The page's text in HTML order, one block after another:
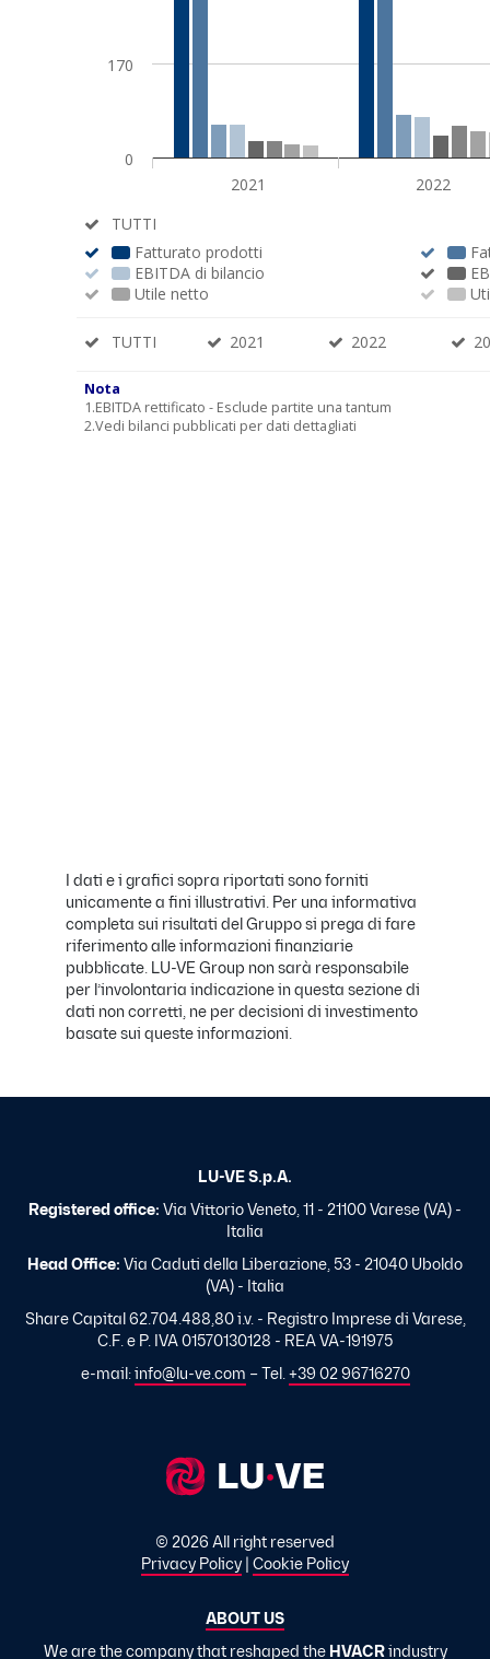
I dati e i grafici sopra riportati sono forniti
unicamente a fini illustrativi. Per una informativa
completa sui risultati del Gruppo si prega di fare
riferimento alle informazioni finanziarie
pubblicate. LU-VE Group non sarà responsabile
per l’involontaria indicazione in questa sezione di
dati non corretti, ne per decisioni di investimento
basate sui queste informazioni.
LU-VE S.p.A.
Registered office: Via Vittorio Veneto, 11 - 21100 Varese (VA) -
Italia
Head Office: Via Caduti della Liberazione, 53 - 21040 Uboldo
(VA) - Italia
Share Capital 62.704.488,80 i.v. - Registro Imprese di Varese,
C.F. e P. IVA 01570130128 - REA VA-191975
e-mail: info@lu-ve.com – Tel. +39 02 96716270
© 2026 All right reserved
Privacy Policy
Cookie Policy
ABOUT US
We are the company that reshaped the HVACRindustry